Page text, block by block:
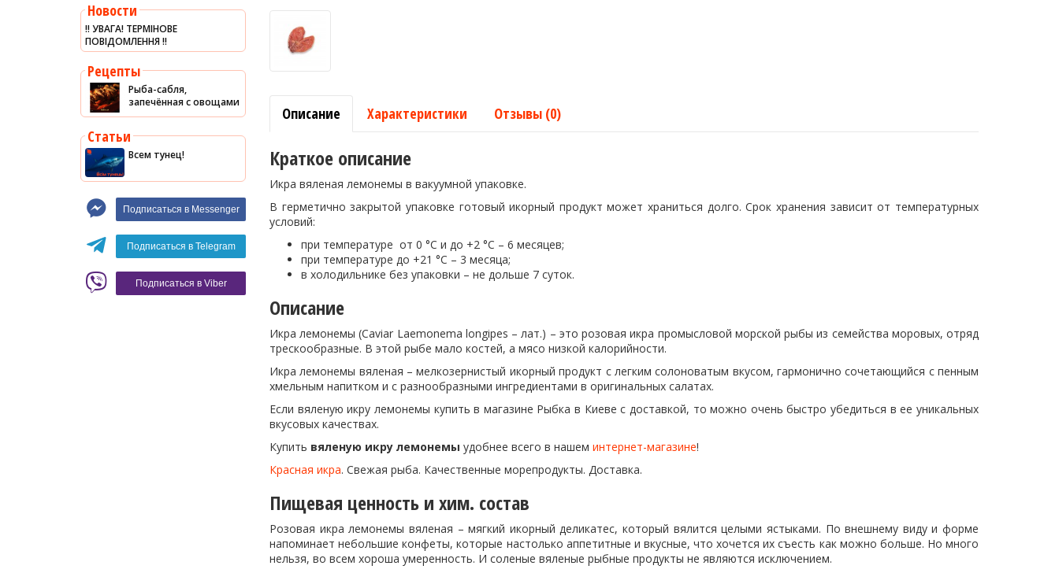
Уксус
Сыры
Соусы
Сладости
Рис
Оливки
Мясные изделия
Вино
Белое вино
Красное вино
Кофе
Blaser
Новости
‼️ УВАГА! ТЕРМІНОВЕ
ПОВІДОМЛЕННЯ ‼️
Рецепты
Рыба-сабля,
запечённая с овощами
Статьи
Всем тунец!
Подписаться в Messenger
Подписаться в Telegram
Подписаться в Viber
Описание Характеристики Отзывы (0)
Краткое описание
Икра вяленая лемонемы в вакуумной упаковке.
В герметично закрытой упаковке готовый икорный продукт может храниться долго. Срок хранения зависит от температурных
условий:
при температуре от 0 °С и до +2 °С – 6 месяцев;
при температуре до +21 °С – 3 месяца;
в холодильнике без упаковки – не дольше 7 суток.
Описание
Икра лемонемы (Caviar Laemonema longipes – лат.) – это розовая икра промысловой морской рыбы из семейства моровых, отряд
трескообразные. В этой рыбе мало костей, а мясо низкой калорийности.
Икра лемонемы вяленая – мелкозернистый икорный продукт с легким солоноватым вкусом, гармонично сочетающийся с пенным
хмельным напитком и с разнообразными ингредиентами в оригинальных салатах.
Если вяленую икру лемонемы купить в магазине Рыбка в Киеве с доставкой, то можно очень быстро убедиться в ее уникальных
вкусовых качествах.
Купить вяленую икру лемонемы удобнее всего в нашем интернет-магазине!
Красная икра. Свежая рыба. Качественные морепродукты. Доставка.
Пищевая ценность и хим. состав
Розовая икра лемонемы вяленая – мягкий икорный деликатес, который вялится целыми ястыками. По внешнему виду и форме
напоминает небольшие конфеты, которые настолько аппетитные и вкусные, что хочется их съесть как можно больше. Но много
нельзя, во всем хороша умеренность. И соленые вяленые рыбные продукты не являются исключением.